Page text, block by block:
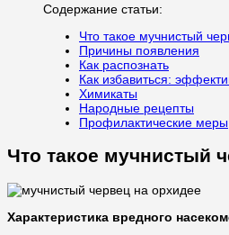
Содержание статьи:
Что такое мучнистый
Причины появления
Как распознать
Как избавиться:
Химикаты
Народные рецепты
Профилактические меры
Что такое мучнистый
Характеристика вредного